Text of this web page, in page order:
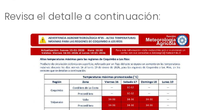
Revisa el detalle a continuación: